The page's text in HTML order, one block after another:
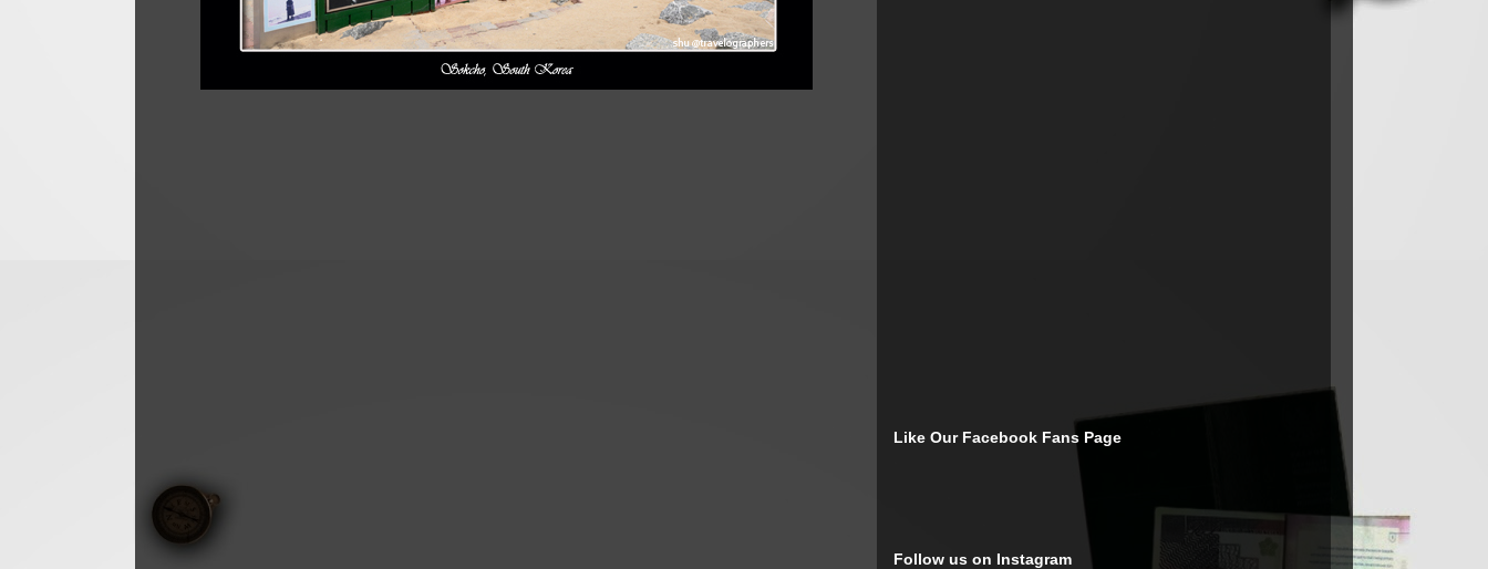
Like Our Facebook Fans Page
Follow us on Instagram